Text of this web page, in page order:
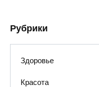
Рубрики
Здоровье
Красота